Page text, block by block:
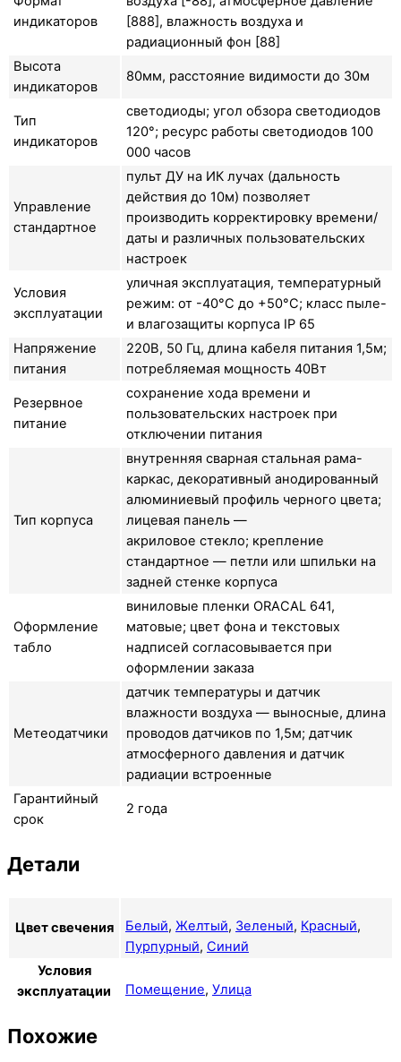
индикаторов
[888], влажность воздуха и
радиационный фон [88]
Высота
индикаторов
80мм, расстояние видимости до 30м
Тип
индикаторов
светодиоды; угол обзора светодиодов
120°; ресурс работы светодиодов 100
000 часов
Управление
стандартное
пульт ДУ на ИК лучах (дальность
действия до 10м) позволяет
производить корректировку времени/
даты и различных пользовательских
настроек
Условия
эксплуатации
уличная эксплуатация, температурный
режим: от -40°C до +50°C; класс пыле-
и влагозащиты корпуса IP 65
Напряжение
питания
220В, 50 Гц, длина кабеля питания 1,5м;
потребляемая мощность 40Вт
Резервное
питание
сохранение хода времени и
пользовательских настроек при
отключении питания
Тип корпуса
внутренняя сварная стальная рама-
каркас, декоративный анодированный
алюминиевый профиль черного цвета;
лицевая панель —
акриловое стекло; крепление
стандартное — петли или шпильки на
задней стенке корпуса
Оформление
табло
виниловые пленки ORACAL 641,
матовые; цвет фона и текстовых
надписей согласовывается при
оформлении заказа
Метеодатчики
датчик температуры и датчик
влажности воздуха — выносные, длина
проводов датчиков по 1,5м; датчик
атмосферного давления и датчик
радиации встроенные
Гарантийный
срок
2 года
Детали
Цвет свечения Белый, Желтый, Зеленый, Красный,
Пурпурный, Синий
Условия
эксплуатации
Помещение, Улица
Похожие